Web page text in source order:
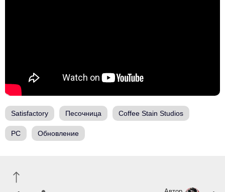
Satisfactory Песочница Coffee Stain Studios
PC Обновление